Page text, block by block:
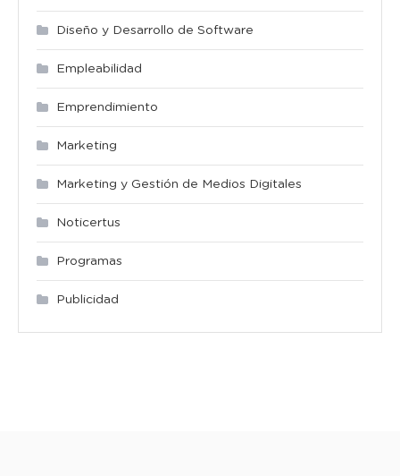
Diseño y Desarrollo de Software
Empleabilidad
Emprendimiento
Marketing
Marketing y Gestión de Medios Digitales
Noticertus
Programas
Publicidad